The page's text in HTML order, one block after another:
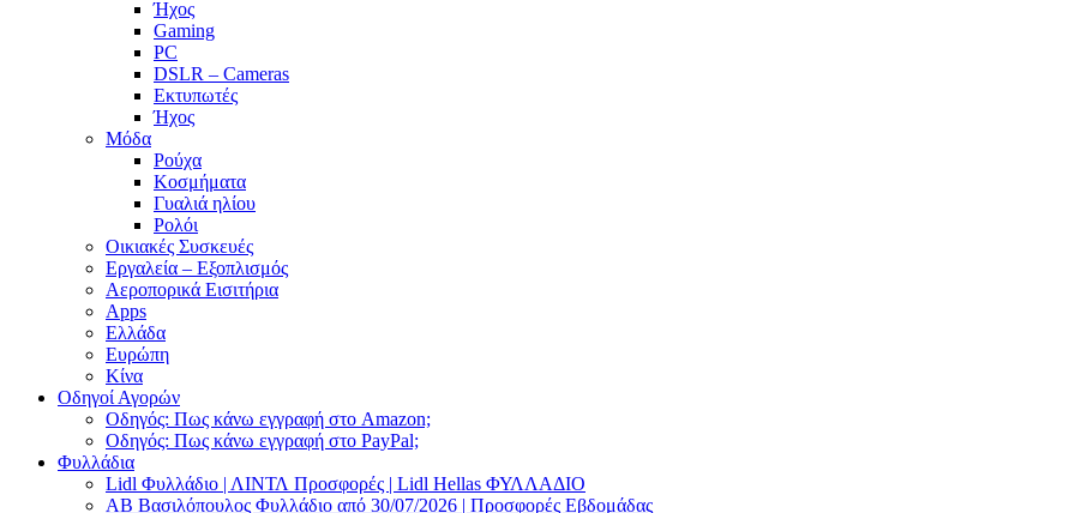
Ήχος
Gaming
PC
DSLR – Cameras
Εκτυπωτές
Ήχος
Μόδα
Ρούχα
Κοσμήματα
Γυαλιά ηλίου
Ρολόι
Οικιακές Συσκευές
Εργαλεία – Εξοπλισμός
Αεροπορικά Εισιτήρια
Apps
Ελλάδα
Ευρώπη
Κίνα
Οδηγοί Αγορών
Οδηγός: Πως κάνω εγγραφή στο Amazon;
Οδηγός: Πως κάνω εγγραφή στο PayPal;
Φυλλάδια
Lidl Φυλλάδιο | ΛΙΝΤΛ Προσφορές | Lidl Hellas ΦΥΛΛΑΔΙΟ
AB Βασιλόπουλος Φυλλάδιο από 30/07/2026 | Προσφορές Εβδομάδας